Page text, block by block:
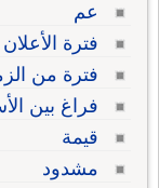
عم
فترة
فترة من
فراغ بين
قيمة
مشدود